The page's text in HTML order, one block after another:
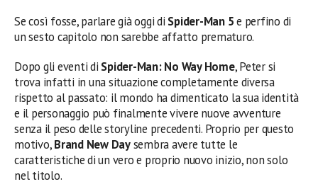
Se così fosse, parlare già oggi di Spider-Man 5e perfino di
un sesto capitolo non sarebbe affatto prematuro.
Dopo gli eventi di Spider-Man: No Way Home, Peter si
trova infatti in una situazione completamente diversa
rispetto al passato: il mondo ha dimenticato la sua identità
e il personaggio può finalmente vivere nuove avventure
senza il peso delle storyline precedenti. Proprio per questo
motivo,Brand New Daysembra avere tutte le
caratteristiche di un vero e proprio nuovo inizio, non solo
nel titolo.